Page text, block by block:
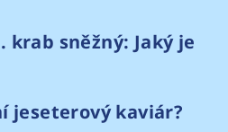
krab sněžný: Jaký je
jeseterový kaviár?